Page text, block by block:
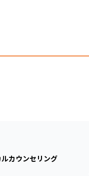
ルカウンセリング